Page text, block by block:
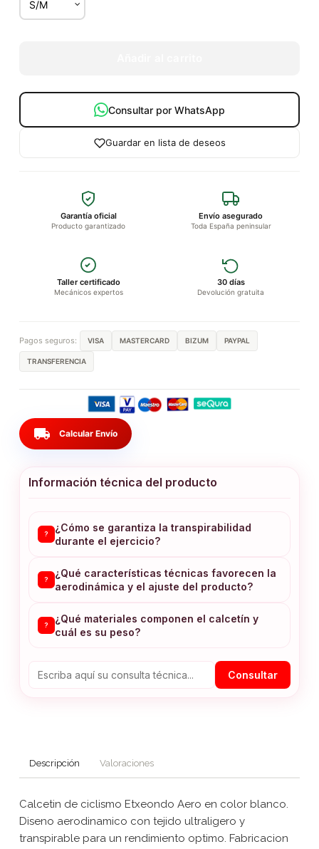
Consultar por WhatsApp
Guardar en lista de deseos
Garantía oficial
Producto garantizado
Envío asegurado
Toda España peninsular
Taller certificado
Mecánicos expertos
30 días
Devolución gratuita
Pagos seguros: VISA MASTERCARD BIZUM PAYPAL
TRANSFERENCIA
local_shipping Calcular Envío
Información técnica del producto
?
¿Cómo se garantiza la transpirabilidad
durante el ejercicio?
?
¿Qué características técnicas favorecen la
aerodinámica y el ajuste del producto?
?
¿Qué materiales componen el calcetín y
cuál es su peso?
Consultar
Descripción Valoraciones
Calcetin de ciclismo Etxeondo Aero en color blanco.
Diseno aerodinamico con tejido ultraligero y
transpirable para un rendimiento optimo. Fabricacion